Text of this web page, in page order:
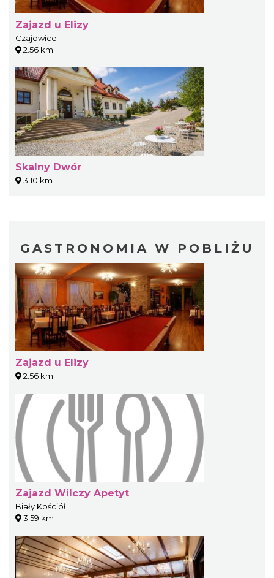
Zajazd u Elizy
Czajowice
2.56 km
Skalny Dwór
3.10 km
GASTRONOMIA W POBLIŻU
Zajazd u Elizy
2.56 km
Zajazd Wilczy Apetyt
Biały Kościół
3.59 km